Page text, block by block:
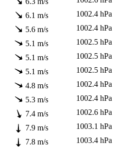
6.1 m/s
1002.4 hPa
5.6 m/s
1002.4 hPa
5.1 m/s
1002.5 hPa
5.1 m/s
1002.5 hPa
5.1 m/s
1002.5 hPa
4.8 m/s
1002.4 hPa
5.3 m/s
1002.4 hPa
7.4 m/s
1002.6 hPa
7.9 m/s
1003.1 hPa
7.8 m/s
1003.4 hPa